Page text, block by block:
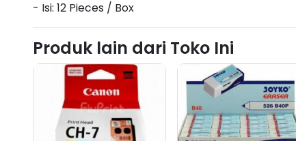
Produk lain dari Toko Ini